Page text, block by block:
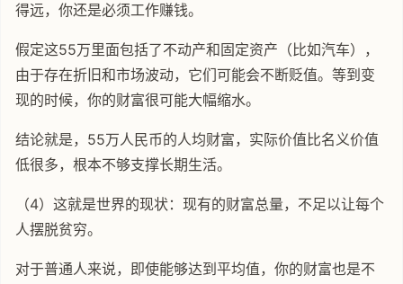
得远，你还是必须工作赚钱。
假定这55万里面包括了不动产和固定资产（比如汽车），
由于存在折旧和市场波动，它们可能会不断贬值。等到变
现的时候，你的财富很可能大幅缩水。
结论就是，55万人民币的人均财富，实际价值比名义价值
低很多，根本不够支撑长期生活。
（4）这就是世界的现状：现有的财富总量，不足以让每个
人摆脱贫穷。
对于普通人来说，即使能够达到平均值，你的财富也是不